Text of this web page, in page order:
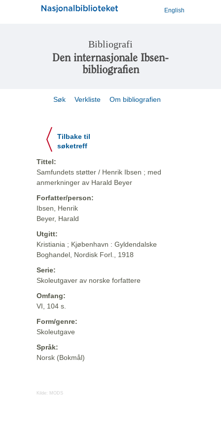
English
Bibliografi
Den internasjonale Ibsen-
bibliografien
Søk Verkliste Om bibliografien
Tilbake til
søketreff
Tittel:
Samfundets støtter / Henrik Ibsen ; med
anmerkninger av Harald Beyer
Forfatter/person:
Ibsen, Henrik
Beyer, Harald
Utgitt:
Kristiania ; Kjøbenhavn : Gyldendalske
Boghandel, Nordisk Forl., 1918
Serie:
Skoleutgaver av norske forfattere
Omfang:
VI, 104 s.
Form/genre:
Skoleutgave
Språk:
Norsk (Bokmål)
Kilde: MODS